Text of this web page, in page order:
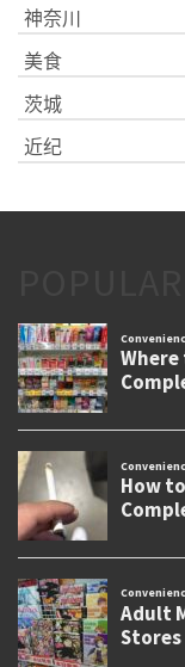
神奈川
美食
茨城
近纪